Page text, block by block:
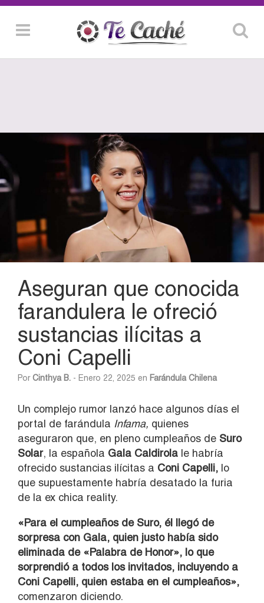
Aseguran que conocida
farandulera le ofreció
sustancias ilícitas a
Coni Capelli
PorCinthya B. - Enero 22, 2025 en Farándula Chilena
Un complejo rumor lanzó hace algunos días el
portal de farándula Infama, quienes
aseguraron que, en pleno cumpleaños de Suro
Solar, la española Gala Caldirola le habría
ofrecido sustancias ilícitas a Coni Capelli, lo
que supuestamente habría desatado la furia
de la ex chica reality.
«Para el cumpleaños de Suro, él llegó de
sorpresa con Gala, quien justo había sido
eliminada de «Palabra de Honor», lo que
sorprendió a todos los invitados, incluyendo a
Coni Capelli, quien estaba en el cumpleaños»,
comenzaron diciendo.